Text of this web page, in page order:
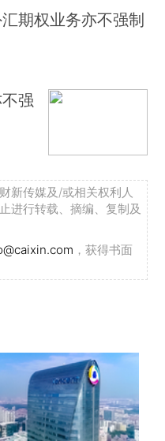
期权业务亦不强制
强
新传媒及/或相关权利人
进行转载、摘编、复制及
，获得书面